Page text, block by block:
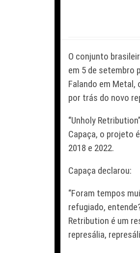
O conjunto
em 5 de setembro
Falando em Metal,
por trás do novo
“Unholy
Capaça, o projeto
2018 e 2022.
Capaça declarou:
“Foram tempos
refugiado,
Retribution é um
represália,
RAPPER CANADENSE